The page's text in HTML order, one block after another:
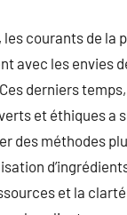
les courants de la
avec les envies
derniers
et éthiques a
des méthodes
et la